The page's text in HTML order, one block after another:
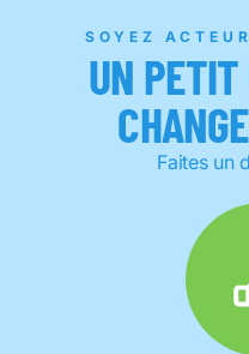
SOYEZ
UN
Faites un